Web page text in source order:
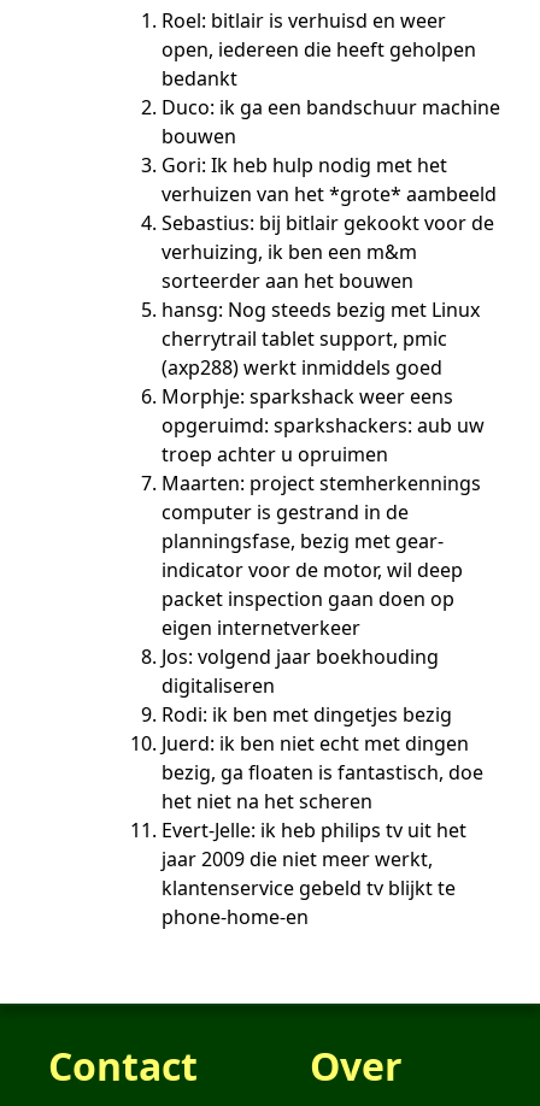
Roel: bitlair is verhuisd en weer
open, iedereen die heeft geholpen
bedankt
Duco: ik ga een bandschuur machine
bouwen
Gori: Ik heb hulp nodig met het
verhuizen van het *grote* aambeeld
Sebastius: bij bitlair gekookt voor de
verhuizing, ik ben een m&m
sorteerder aan het bouwen
hansg: Nog steeds bezig met Linux
cherrytrail tablet support, pmic
(axp288) werkt inmiddels goed
Morphje: sparkshack weer eens
opgeruimd: sparkshackers: aub uw
troep achter u opruimen
Maarten: project stemherkennings
computer is gestrand in de
planningsfase, bezig met gear-
indicator voor de motor, wil deep
packet inspection gaan doen op
eigen internetverkeer
Jos: volgend jaar boekhouding
digitaliseren
Rodi: ik ben met dingetjes bezig
Juerd: ik ben niet echt met dingen
bezig, ga floaten is fantastisch, doe
het niet na het scheren
Evert-Jelle: ik heb philips tv uit het
jaar 2009 die niet meer werkt,
klantenservice gebeld tv blijkt te
phone-home-en
Contact Over